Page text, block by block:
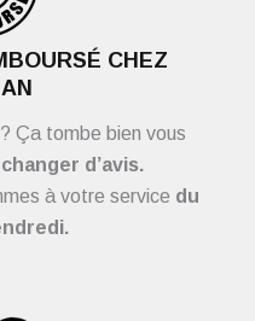
CHEZ
Ça tombe bien vous
d’avis.
à votre service du